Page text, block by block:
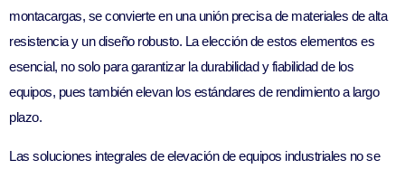
montacargas, se convierte en una unión precisa de materiales de alta
resistencia y un diseño robusto. La elección de estos elementos es
esencial, no solo para garantizar la durabilidad y fiabilidad de los
equipos, pues también elevan los estándares de rendimiento a largo
plazo.
Las soluciones integrales de elevación de equipos industriales no se